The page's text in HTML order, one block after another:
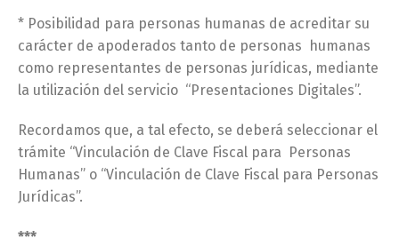
* Posibilidad para personas humanas de acreditar su
carácter de apoderados tanto de personas humanas
como representantes de personas jurídicas, mediante
la utilización del servicio “Presentaciones Digitales”.
Recordamos que, a tal efecto, se deberá seleccionar el
trámite “Vinculación de Clave Fiscal para Personas
Humanas” o “Vinculación de Clave Fiscal para Personas
Jurídicas”.
***